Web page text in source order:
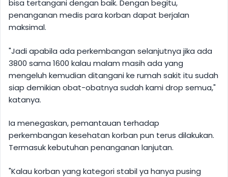
bisa tertangani dengan baik. Dengan begitu,
penanganan medis para korban dapat berjalan
maksimal.
"Jadi apabila ada perkembangan selanjutnya jika ada
3800 sama 1600 kalau malam masih ada yang
mengeluh kemudian ditangani ke rumah sakit itu sudah
siap demikian obat-obatnya sudah kami drop semua,"
katanya.
Ia menegaskan, pemantauan terhadap
perkembangan kesehatan korban pun terus dilakukan.
Termasuk kebutuhan penanganan lanjutan.
"Kalau korban yang kategori stabil ya hanya pusing